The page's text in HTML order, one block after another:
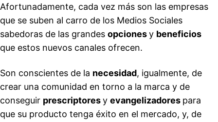
Afortunadamente, cada vez más son las empresas
que se suben al carro de los Medios Sociales
sabedoras de las grandes opcionesy beneficios
que estos nuevos canales ofrecen.
Son conscientes de la necesidad, igualmente, de
crear una comunidad en torno a la marca y de
conseguir prescriptoresy evangelizadores para
que su producto tenga éxito en el mercado, y, de